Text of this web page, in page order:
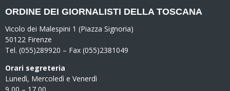
ORDINE DEI GIORNALISTI DELLA TOSCANA
Vicolo dei Malespini 1 (Piazza Signoria)
50122 Firenze
Tel. (055)289920 – Fax (055)2381049
Orari segreteria
Lunedì, Mercoledì e Venerdì